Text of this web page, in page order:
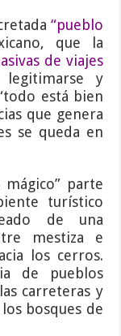
“pueblo
que la
de viajes
y
está bien
que genera
se queda en
parte
turístico
de una
mestiza e
los cerros.
de pueblos
carreteras y
bosques de